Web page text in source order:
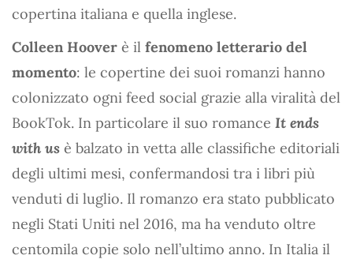
copertina italiana e quella inglese.
Colleen Hoover è il fenomeno letterario del
momento: le copertine dei suoi romanzi hanno
colonizzato ogni feed social grazie alla viralità del
BookTok. In particolare il suo romance It ends
with us è balzato in vetta alle classifiche editoriali
degli ultimi mesi, confermandosi tra i libri più
venduti di luglio. Il romanzo era stato pubblicato
negli Stati Uniti nel 2016, ma ha venduto oltre
centomila copie solo nell’ultimo anno. In Italia il